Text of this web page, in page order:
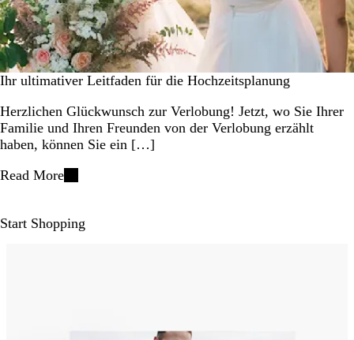
Ihr ultimativer Leitfaden für die Hochzeitsplanung
Herzlichen Glückwunsch zur Verlobung! Jetzt, wo Sie Ihrer
Familie und Ihren Freunden von der Verlobung erzählt
haben, können Sie ein […]
Read More
Start Shopping